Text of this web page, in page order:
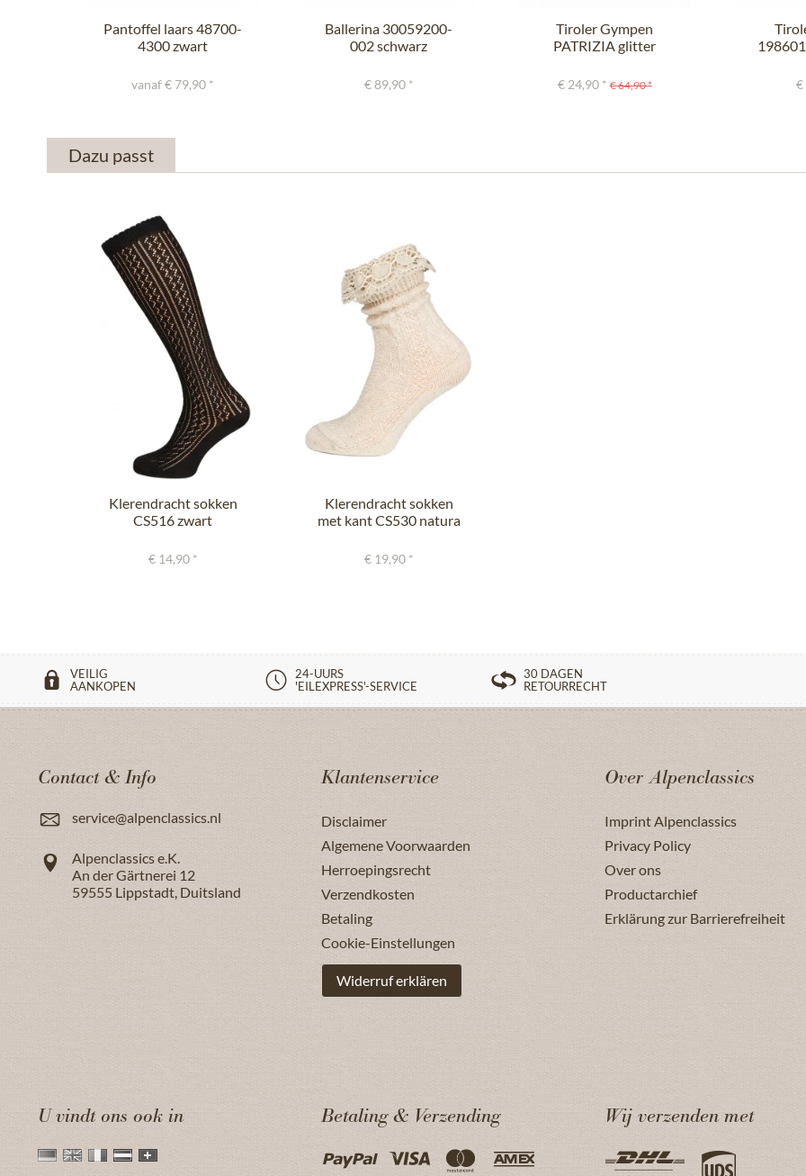
Pantoffel laars 48700-
4300 zwart
vanaf € 79,90 *
Ballerina 30059200-
002 schwarz
€ 89,90 *
Tiroler Gympen
PATRIZIA glitter
€ 24,90 * € 64,90 * €
Dazu passt
Klerendracht sokken
CS516 zwart
€ 14,90 *
Klerendracht sokken
met kant CS530 natura
€ 19,90 *
VEILIG
AANKOPEN
24-UURS
'EILEXPRESS'-SERVICE
30 DAGEN
RETOURRECHT
Contact & Info
service@alpenclassics.nl
Alpenclassics e.K.
An der Gärtnerei 12
59555 Lippstadt, Duitsland
Klantenservice
Disclaimer
Algemene Voorwaarden
Herroepingsrecht
Verzendkosten
Betaling
Cookie-Einstellungen
Widerruf erklären
Over Alpenclassics
Imprint Alpenclassics
Privacy Policy
Over ons
Productarchief
Erklärung zur Barrierefreiheit
U vindt ons ook in Betaling & Verzending Wij verzenden met